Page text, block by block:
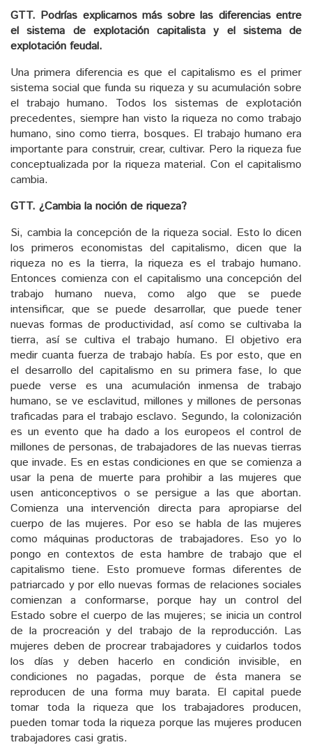
GTT. Podrías explicarnos más sobre las diferencias entre
el sistema de explotación capitalista y el sistema de
explotación feudal.
Una primera diferencia es que el capitalismo es el primer
sistema social que funda su riqueza y su acumulación sobre
el trabajo humano. Todos los sistemas de explotación
precedentes, siempre han visto la riqueza no como trabajo
humano, sino como tierra, bosques. El trabajo humano era
importante para construir, crear, cultivar. Pero la riqueza fue
conceptualizada por la riqueza material. Con el capitalismo
cambia.
GTT. ¿Cambia la noción de riqueza?
Si, cambia la concepción de la riqueza social. Esto lo dicen
los primeros economistas del capitalismo, dicen que la
riqueza no es la tierra, la riqueza es el trabajo humano.
Entonces comienza con el capitalismo una concepción del
trabajo humano nueva, como algo que se puede
intensificar, que se puede desarrollar, que puede tener
nuevas formas de productividad, así como se cultivaba la
tierra, así se cultiva el trabajo humano. El objetivo era
medir cuanta fuerza de trabajo había. Es por esto, que en
el desarrollo del capitalismo en su primera fase, lo que
puede verse es una acumulación inmensa de trabajo
humano, se ve esclavitud, millones y millones de personas
traficadas para el trabajo esclavo. Segundo, la colonización
es un evento que ha dado a los europeos el control de
millones de personas, de trabajadores de las nuevas tierras
que invade. Es en estas condiciones en que se comienza a
usar la pena de muerte para prohibir a las mujeres que
usen anticonceptivos o se persigue a las que abortan.
Comienza una intervención directa para apropiarse del
cuerpo de las mujeres. Por eso se habla de las mujeres
como máquinas productoras de trabajadores. Eso yo lo
pongo en contextos de esta hambre de trabajo que el
capitalismo tiene. Esto promueve formas diferentes de
patriarcado y por ello nuevas formas de relaciones sociales
comienzan a conformarse, porque hay un control del
Estado sobre el cuerpo de las mujeres; se inicia un control
de la procreación y del trabajo de la reproducción. Las
mujeres deben de procrear trabajadores y cuidarlos todos
los días y deben hacerlo en condición invisible, en
condiciones no pagadas, porque de ésta manera se
reproducen de una forma muy barata. El capital puede
tomar toda la riqueza que los trabajadores producen,
pueden tomar toda la riqueza porque las mujeres producen
trabajadores casi gratis.